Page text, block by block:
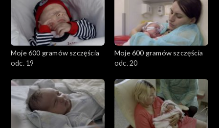
Moje 600 gramów szczęścia
odc. 19
Moje 600 gramów szczęścia
odc. 20